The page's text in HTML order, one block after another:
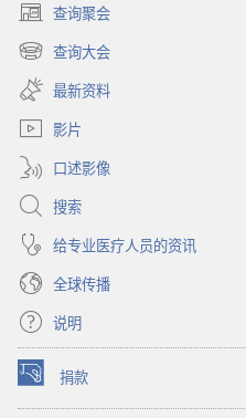
查询聚会
（打
开
新
窗
口）
查询大会
（打
开
新
窗
最新资料
影片
口述影像
搜索
给专业医疗人员的资讯
全球传播
说明
捐款
（打
开